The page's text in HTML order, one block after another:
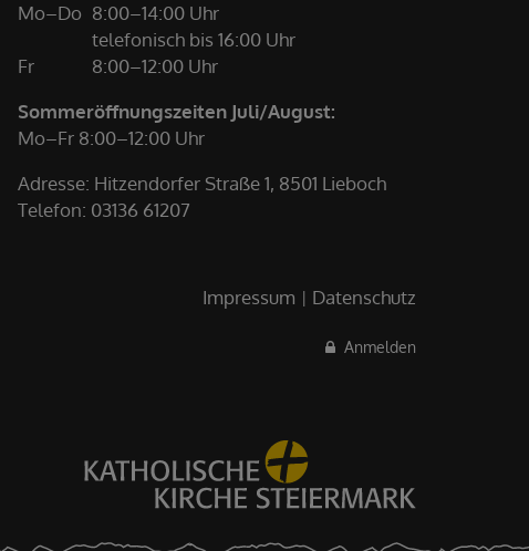
Mo–Do 8:00–14:00 Uhr
telefonisch bis 16:00 Uhr
Fr
8:00–12:00 Uhr
Sommeröffnungszeiten Juli/August:
Mo–Fr 8:00–12:00 Uhr
Adresse: Hitzendorfer Straße 1, 8501 Lieboch
Telefon: 03136 61207
Impressum Datenschutz
Anmelden